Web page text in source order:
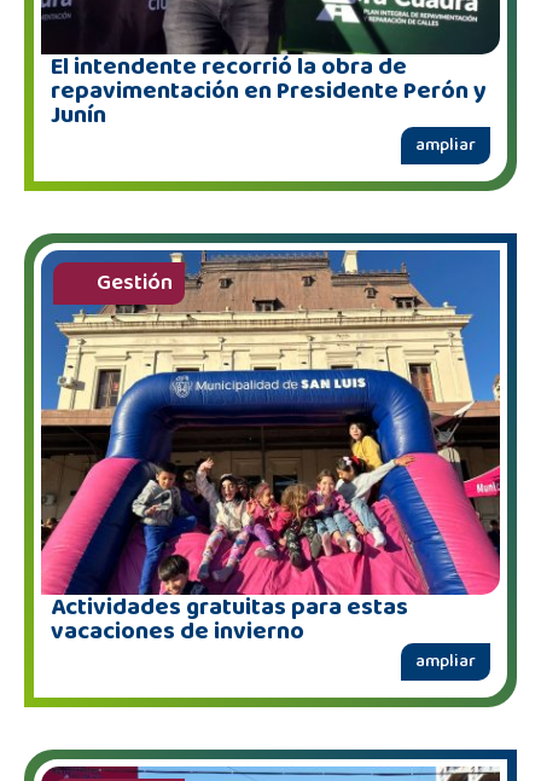
El intendente recorrió la obra de
repavimentación en Presidente Perón y
Junín
ampliar
Gestión
Actividades gratuitas para estas
vacaciones de invierno
ampliar